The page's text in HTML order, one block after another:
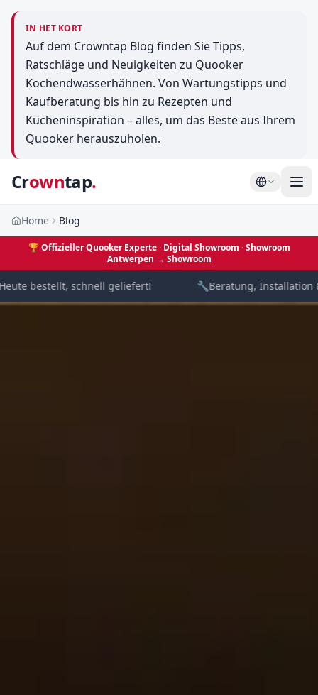
IN HET KORT
Auf dem Crowntap Blog finden Sie Tipps,
Ratschläge und Neuigkeiten zu Quooker
Kochendwasserhähnen. Von Wartungstipps und
Kaufberatung bis hin zu Rezepten und
Kücheninspiration – alles, um das Beste aus Ihrem
Quooker herauszuholen.
Crowntap.
Home Blog
🏆 Offizieller Quooker Experte · Digital Showroom · Showroom
Antwerpen → Showroom
bestellt, schnell geliefert! 🔧Beratung, Installation &